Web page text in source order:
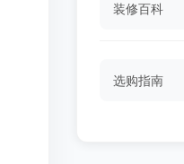
装修百科
选购指南